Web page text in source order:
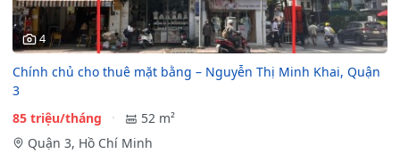
4
Chính chủ cho thuê mặt bằng – Nguyễn Thị Minh Khai, Quận
3
85 triệu/tháng
52 m²
Quận 3, Hồ Chí Minh